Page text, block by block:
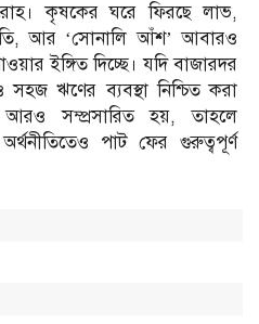
কৃষকের ঘরে ফিরছে লাভ,
আর ‘সোনালি আঁশ’ আবারও
ইঙ্গিত দিচ্ছে। যদি বাজারদর
সহজ ঋণের ব্যবস্থা নিশ্চিত করা
সম্প্রসারিত হয়, তাহলে
পাট ফের গুরুত্বপূর্ণ